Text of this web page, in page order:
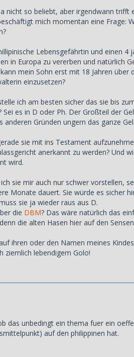
nicht so beliebt, aber irgendwann
mich momentan eine Frage:
Lebensgefährtin und einen 4
in Europa zu vererben und natürlich
mein Sohn erst mit 18 Jahren
einzusetzen?
ich am besten sicher das sie bis
Sei es in D oder Ph. Der Großteil der
anderen Gründen ungern das ganze
sie mit ins Testament
anerkannt zu werden? Und
wird.
sie mir auch nur schwer vorstellen,
Monate dauert. Sie würde es sicher
sie ja wieder raus aus D.
die DBM? Das wäre natürlich das
die alten Hasen hier auf den
ihren oder den Namen meines
ziemlich lebendigem Golo!
das unbedingt ein thema fuer ein
auf den philippinen hat.